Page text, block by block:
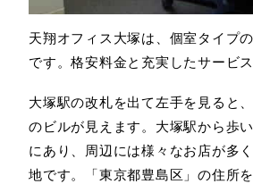
天翔オフィス大塚は、個室タイプ
です。格安料金と充実したサービス
大塚駅の改札を出て左手を見ると
のビルが見えます。大塚駅から歩
にあり、周辺には様々なお店が多
地です。「東京都豊島区」の住所